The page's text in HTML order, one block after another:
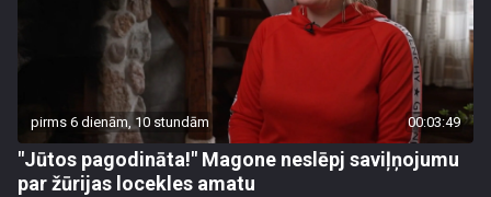
pirms 6 dienām, 10 stundām 00:03:49
"Jūtos pagodināta!" Magone neslēpj saviļņojumu
par žūrijas locekles amatu